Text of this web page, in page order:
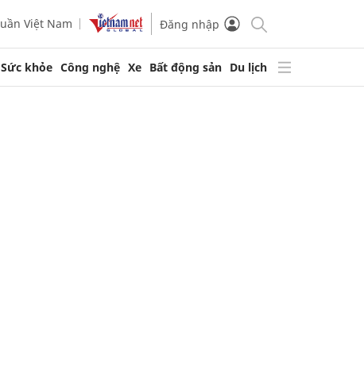
Việt Nam Đăng nhập
Sức khỏe Công nghệ Xe Bất động sản Du lịch